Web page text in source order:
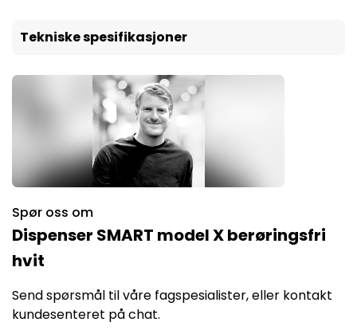
Tekniske spesifikasjoner
Spør oss om
Dispenser SMART model X berøringsfri
hvit
Send spørsmål til våre fagspesialister, eller kontakt
kundesenteret på chat.